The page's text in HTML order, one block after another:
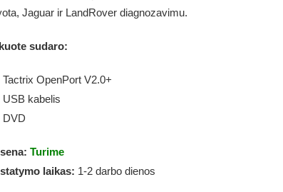
Jaguar ir LandRover diagnozavimu.
sudaro:
Tactrix OpenPort V2.0+
USB kabelis
DVD
Turime
laikas: 1-2 darbo dienos